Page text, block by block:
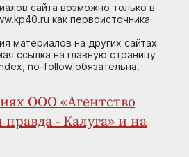
сайта возможно только в
как первоисточника
материалов на других сайтах
ссылка на главную страницу
no-follow обязательна.
ООО «Агентство
- Калуга» и на